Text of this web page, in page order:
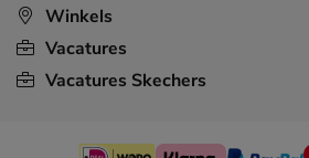
Winkels
Vacatures
Vacatures Skechers